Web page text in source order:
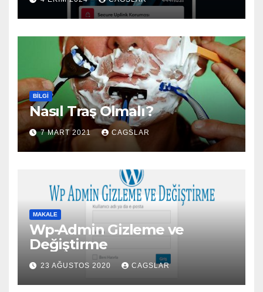
BILGI
Nasıl Traş Olmalı?
7 MART 2021 CAGSLAR
MAKALE
Wp-Admin Gizleme ve
Değiştirme
23 AĞUSTOS 2020 CAGSLAR